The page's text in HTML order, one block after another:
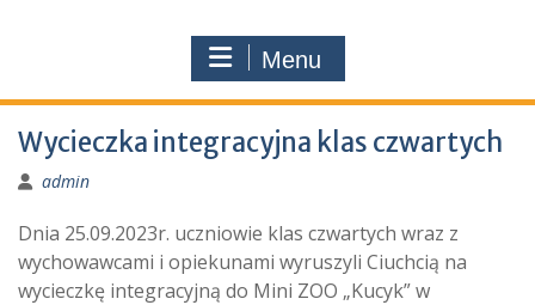
Menu
Wycieczka integracyjna klas czwartych
admin
Dnia 25.09.2023r. uczniowie klas czwartych wraz z
wychowawcami i opiekunami wyruszyli Ciuchcią na
wycieczkę integracyjną do Mini ZOO „Kucyk” w